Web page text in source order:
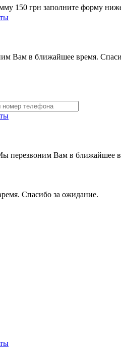
150 грн заполните форму
Вам в ближайшее время.
перезвоним Вам в ближайшее
Спасибо за ожидание.